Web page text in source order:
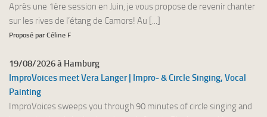
Après une 1ère session en Juin, je vous propose de revenir chanter
sur les rives de l’étang de Camors! Au [...]
Proposé par Céline F
19/08/2026 à Hamburg
ImproVoices meet Vera Langer | Impro- & Circle Singing, Vocal
Painting
ImproVoices sweeps you through 90 minutes of circle singing and